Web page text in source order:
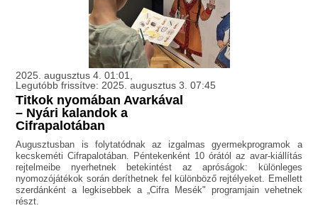
2025. augusztus 4. 01:01,
Legutóbb frissítve: 2025. augusztus 3. 07:45
Titkok nyomában Avarkával
– Nyári kalandok a
Cifrapalotában
Augusztusban is folytatódnak az izgalmas gyermekprogramok a
kecskeméti Cifrapalotában. Péntekenként 10 órától az avar-kiállítás
rejtelmeibe nyerhetnek betekintést az apróságok: különleges
nyomozójátékok során deríthetnek fel különböző rejtélyeket. Emellett
szerdánként a legkisebbek a „Cifra Mesék" programjain vehetnek
részt.